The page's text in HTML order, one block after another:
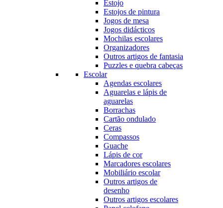
Estojo
Estojos de pintura
Jogos de mesa
Jogos didácticos
Mochilas escolares
Organizadores
Outros artigos de fantasia
Puzzles e quebra cabeças
Escolar
Agendas escolares
Aguarelas e lápis de
aguarelas
Borrachas
Cartão ondulado
Ceras
Compassos
Guache
Lápis de cor
Marcadores escolares
Mobiliário escolar
Outros artigos de
desenho
Outros artigos escolares